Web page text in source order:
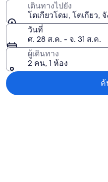
เดินทางไปยัง
โตเกียวโดม, โตเกียว,
วันที่
ศ. 28 ส.ค. - จ. 31 ส.ค.
ผู้เดินทาง
2 คน, 1 ห้อง
ค้